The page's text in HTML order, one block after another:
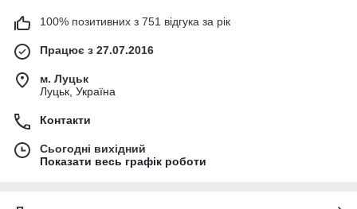
100% позитивних з 751 відгука за рік
Працює з 27.07.2016
м. Луцьк
Луцьк, Україна
Контакти
Сьогодні вихідний
Показати весь графік роботи